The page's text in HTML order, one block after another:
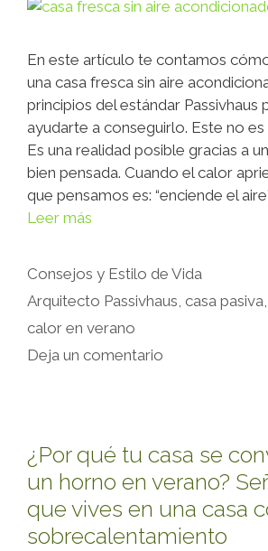
En este artículo te contamos
una casa fresca sin aire
principios del estándar Passivhaus
ayudarte a conseguirlo. Este no es
Es una realidad posible gracias a
bien pensada. Cuando el calor
que pensamos es: “enciende el
Leer más
Consejos y Estilo de Vida
Arquitecto Passivhaus, casa pasiva,
calor en verano
Deja un comentario
¿Por qué tu casa se
un horno en verano?
que vives en una casa
sobrecalentamiento